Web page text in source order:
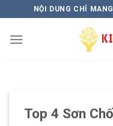
to
content
NỘI DUNG CHỈ
Top 4 Sơn